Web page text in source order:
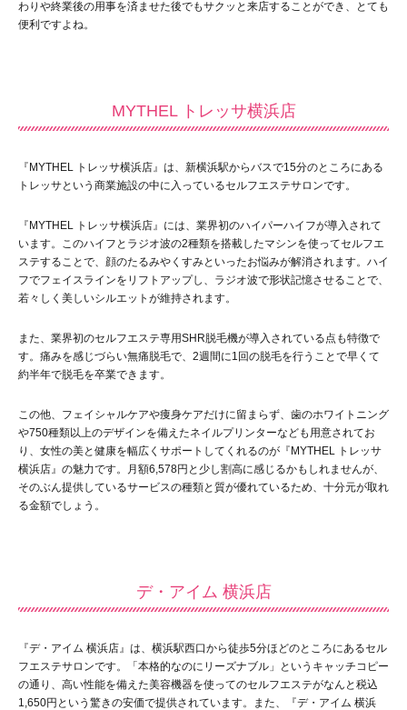
わりや終業後の用事を済ませた後でもサクッと来店することができ、とても
便利ですよね。
MYTHEL トレッサ横浜店
『MYTHEL トレッサ横浜店』は、新横浜駅からバスで15分のところにある
トレッサという商業施設の中に入っているセルフエステサロンです。
『MYTHEL トレッサ横浜店』には、業界初のハイパーハイフが導入されて
います。このハイフとラジオ波の2種類を搭載したマシンを使ってセルフエ
ステすることで、顔のたるみやくすみといったお悩みが解消されます。ハイ
フでフェイスラインをリフトアップし、ラジオ波で形状記憶させることで、
若々しく美しいシルエットが維持されます。
また、業界初のセルフエステ専用SHR脱毛機が導入されている点も特徴で
す。痛みを感じづらい無痛脱毛で、2週間に1回の脱毛を行うことで早くて
約半年で脱毛を卒業できます。
この他、フェイシャルケアや痩身ケアだけに留まらず、歯のホワイトニング
や750種類以上のデザインを備えたネイルプリンターなども用意されてお
り、女性の美と健康を幅広くサポートしてくれるのが『MYTHEL トレッサ
横浜店』の魅力です。月額6,578円と少し割高に感じるかもしれませんが、
そのぶん提供しているサービスの種類と質が優れているため、十分元が取れ
る金額でしょう。
デ・アイム 横浜店
『デ・アイム 横浜店』は、横浜駅西口から徒歩5分ほどのところにあるセル
フエステサロンです。「本格的なのにリーズナブル」というキャッチコピー
の通り、高い性能を備えた美容機器を使ってのセルフエステがなんと税込
1,650円という驚きの安価で提供されています。また、『デ・アイム 横浜